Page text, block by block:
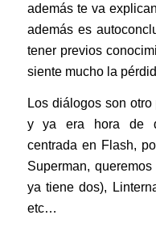
además te va
además es
tener previos
siente mucho la
Los diálogos son
y ya era hora de
centrada en Flash,
Superman,
ya tiene dos),
etc…